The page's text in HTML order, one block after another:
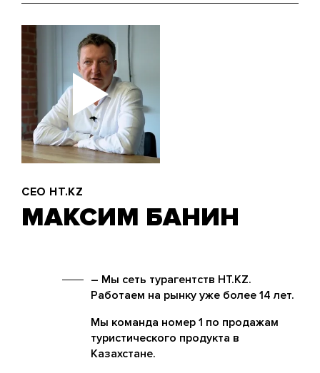
CEO HT.KZ
МАКСИМ БАНИН
– Мы сеть турагентств HT.KZ.
Работаем на рынку уже более 14 лет.
Мы команда номер 1 по продажам
туристического продукта в
Казахстане.